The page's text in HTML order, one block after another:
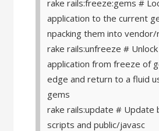
rake rails:freeze:gems #
application to the current
npacking them into vendor/
rake rails:unfreeze #
application from freeze of
edge and return to a fluid
gems
rake rails:update # Update
scripts and public/javasc